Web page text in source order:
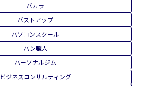
バカラ
バストアップ
パソコンスクール
パン職人
パーソナルジム
ビジネスコンサルティング